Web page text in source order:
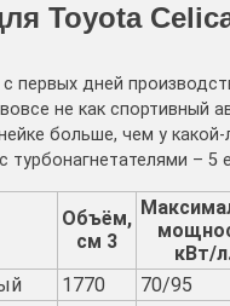
Toyota
первых дней
не как спортивный
больше, чем у какой-
турбонагнетателями – 5
Объём,
см 3
кВт/
1770 70/95